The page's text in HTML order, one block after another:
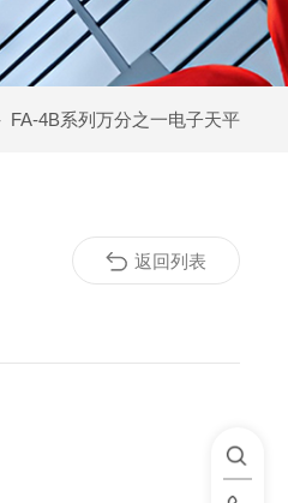
FA-4B系列万分之一电子天平
返回列表